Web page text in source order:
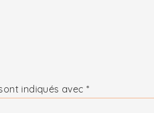
indiqués avec*